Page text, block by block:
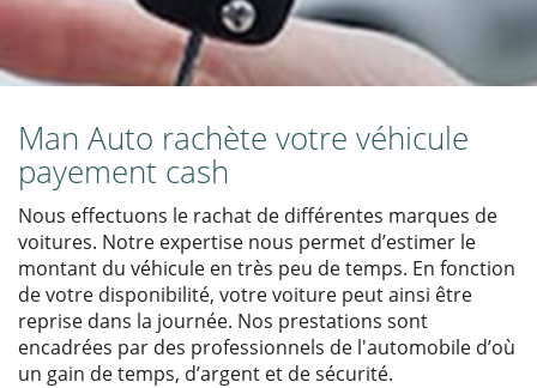
Man Auto rachète votre véhicule
payement cash
Nous effectuons le rachat de différentes marques de
voitures. Notre expertise nous permet d’estimer le
montant du véhicule en très peu de temps. En fonction
de votre disponibilité, votre voiture peut ainsi être
reprise dans la journée. Nos prestations sont
encadrées par des professionnels de l'automobile d’où
un gain de temps, d’argent et de sécurité.